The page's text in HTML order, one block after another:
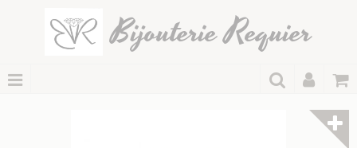
Bijouterie Requier